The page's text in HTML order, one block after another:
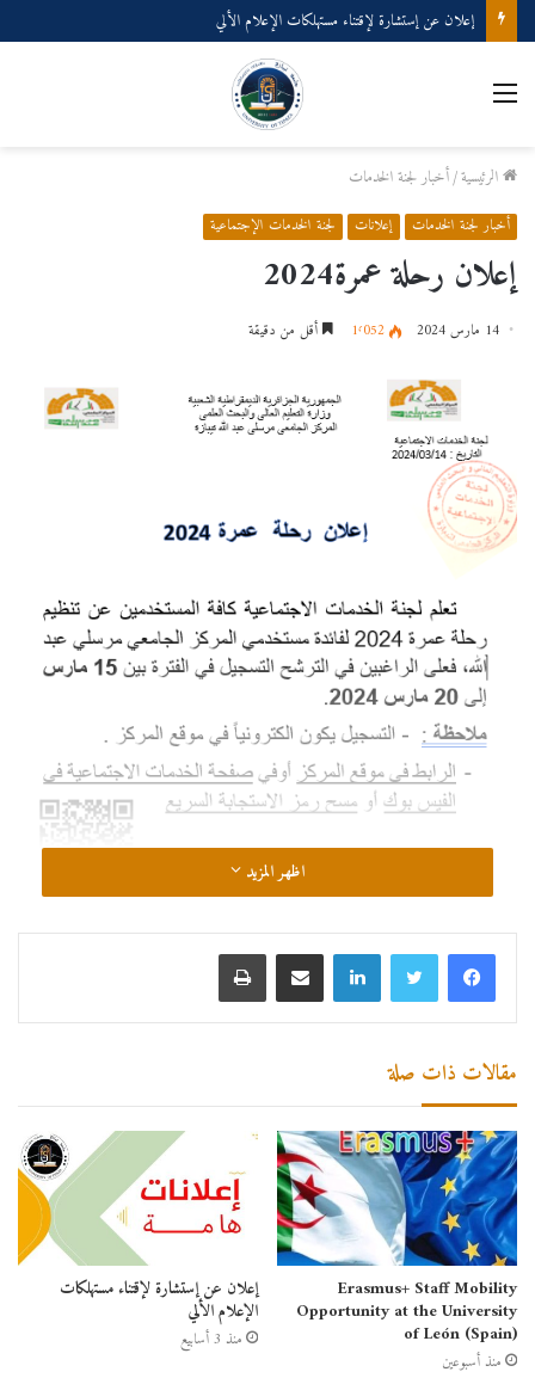
إعلان عن إستشارة لإقتناء مستهلكات الإعلام الألي
الرئيسية/أخبار لجنة الخدمات
أخبار لجنة الخدمات إعلانات لجنة الخدمات الإجتماعية
إعلان رحلة عمرة2024
14 مارس 2024 1٬052 أقل من دقيقة
رابط التسجيل : https://forms.gle/dXjP7uTUbEVpXGu49
اظهر المزيد
مقالات ذات صلة
Erasmus+ Staff Mobility
Opportunity at the University
of León (Spain)
منذ أسبوعين
إعلان عن إستشارة لإقتناء مستهلكات
الإعلام الألي
منذ 3 أسابيع